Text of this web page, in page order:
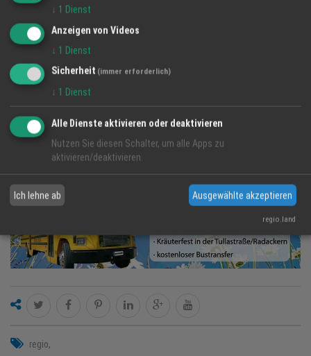
regio
↓ 1 Dienst
Anzeigen von Videos
↓ 1 Dienst
Sicherheit (immer erforderlich)
↓ 1 Dienst
Alle Dienste aktivieren oder deaktivieren
Nutzen Sie diesen Schalter, um alle Apps zu
aktivieren/deaktivieren.
Ich lehne ab Ausgewählte akzeptieren
regio.land